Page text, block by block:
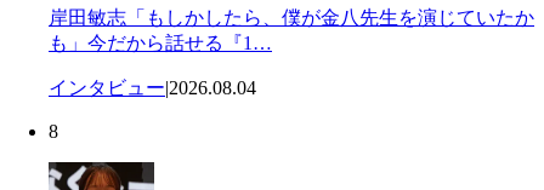
岸田敏志「もしかしたら、僕が金八先生を演じていたか
も」今だから話せる『1…
インタビュー|2026.08.04
8